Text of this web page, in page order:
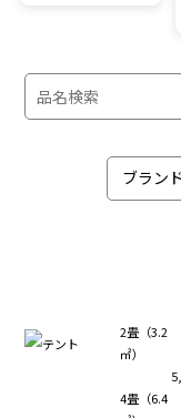
2畳（3.2
㎡）
4畳（6.4